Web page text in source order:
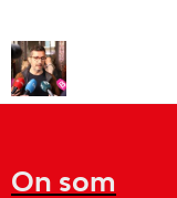
On som